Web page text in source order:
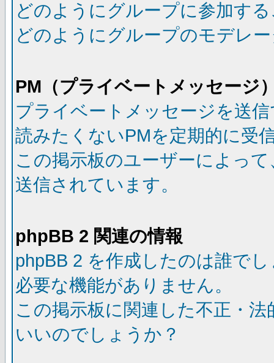
どのようにグループに参加す
どのようにグループのモデレ
PM（プライベートメッセージ
プライベートメッセージを送
読みたくないPMを定期的に受
この掲示板のユーザーによっ
送信されています。
phpBB 2 関連の情報
phpBB 2 を作成したのは誰で
必要な機能がありません。
この掲示板に関連した不正・
いいのでしょうか？